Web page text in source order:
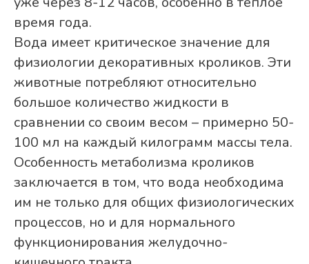
время года.
Вода имеет критическое значение для
физиологии декоративных кроликов. Эти
животные потребляют относительно
большое количество жидкости в
сравнении со своим весом – примерно 50-
100 мл на каждый килограмм массы тела.
Особенность метаболизма кроликов
заключается в том, что вода необходима
им не только для общих физиологических
процессов, но и для нормального
функционирования желудочно-